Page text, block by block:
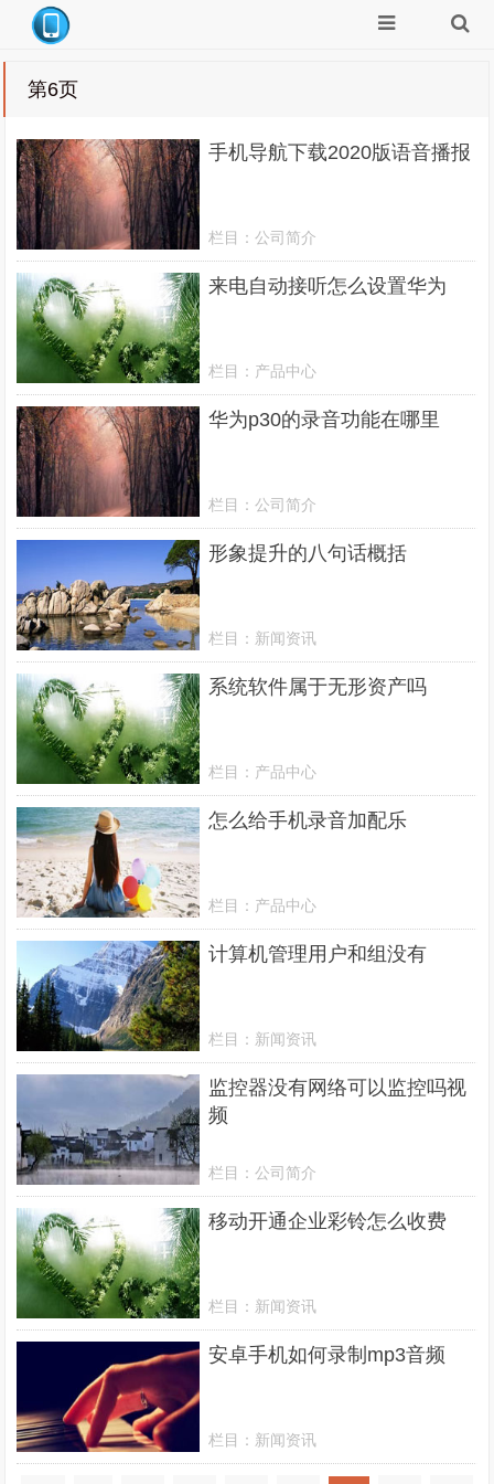
第6页
手机导航下载2020版语音播报
栏目：公司简介
来电自动接听怎么设置华为
栏目： 产品中心
华为p30的录音功能在哪里
栏目：公司简介
形象提升的八句话概括
栏目： 新闻资讯
系统软件属于无形资产吗
栏目： 产品中心
怎么给手机录音加配乐
栏目： 产品中心
计算机管理用户和组没有
栏目： 新闻资讯
监控器没有网络可以监控吗视
频
栏目：公司简介
移动开通企业彩铃怎么收费
栏目： 新闻资讯
安卓手机如何录制mp3音频
栏目： 新闻资讯